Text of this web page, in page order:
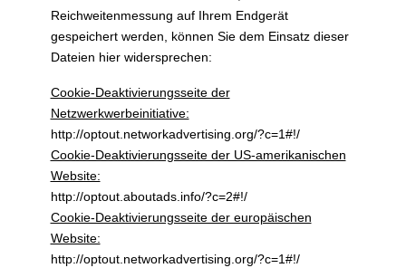
Reichweitenmessung auf Ihrem Endgerät
gespeichert werden, können Sie dem Einsatz dieser
Dateien hier widersprechen:
Cookie-Deaktivierungsseite der
Netzwerkwerbeinitiative:
http://optout.networkadvertising.org/?c=1#!/
Cookie-Deaktivierungsseite der US-amerikanischen
Website:
http://optout.aboutads.info/?c=2#!/
Cookie-Deaktivierungsseite der europäischen
Website:
http://optout.networkadvertising.org/?c=1#!/